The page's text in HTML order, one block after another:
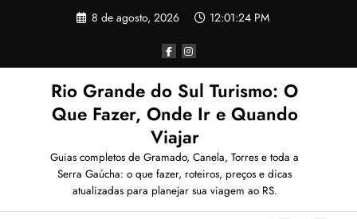
8 de agosto, 2026 12:01:24 PM
Rio Grande do Sul Turismo: O
Que Fazer, Onde Ir e Quando
Viajar
Guias completos de Gramado, Canela, Torres e toda a
Serra Gaúcha: o que fazer, roteiros, preços e dicas
atualizadas para planejar sua viagem ao RS.